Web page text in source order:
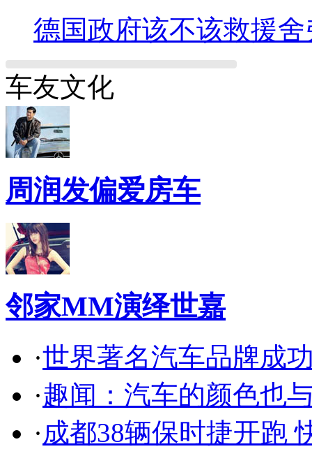
德国政府该不该救援舍
车友文化
周润发偏爱房车
邻家MM演绎世嘉
·世界著名汽车品牌成
·趣闻：汽车的颜色也
·成都38辆保时捷开跑